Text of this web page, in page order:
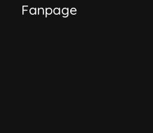
Fanpage